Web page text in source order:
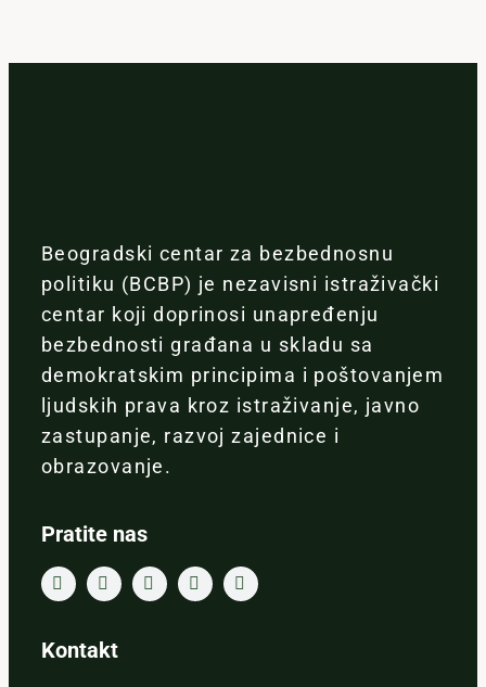
Beogradski centar za bezbednosnu
politiku (BCBP) je nezavisni istraživački
centar koji doprinosi unapređenju
bezbednosti građana u skladu sa
demokratskim principima i poštovanjem
ljudskih prava kroz istraživanje, javno
zastupanje, razvoj zajednice i
obrazovanje.
Pratite nas
Kontakt